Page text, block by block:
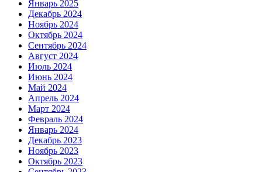
Январь 2025
Декабрь 2024
Ноябрь 2024
Октябрь 2024
Сентябрь 2024
Август 2024
Июль 2024
Июнь 2024
Май 2024
Апрель 2024
Март 2024
Февраль 2024
Январь 2024
Декабрь 2023
Ноябрь 2023
Октябрь 2023